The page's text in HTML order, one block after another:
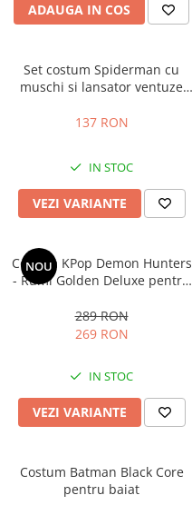
ADAUGA IN COS
Set costum Spiderman cu
muschi si lansator ventuze
137 RON
IN STOC
VEZI VARIANTE
NOU
Costum KPop Demon Hunters
- Rumi Golden Deluxe pentru
289 RON
269 RON
IN STOC
VEZI VARIANTE
Costum Batman Black Core
pentru baiat